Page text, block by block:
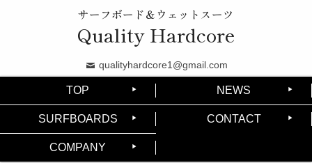
サーフボード＆ウェットスーツ
Quality Hardcore
qualityhardcore1@gmail.com
TOP NEWS
SURFBOARDS CONTACT
COMPANY